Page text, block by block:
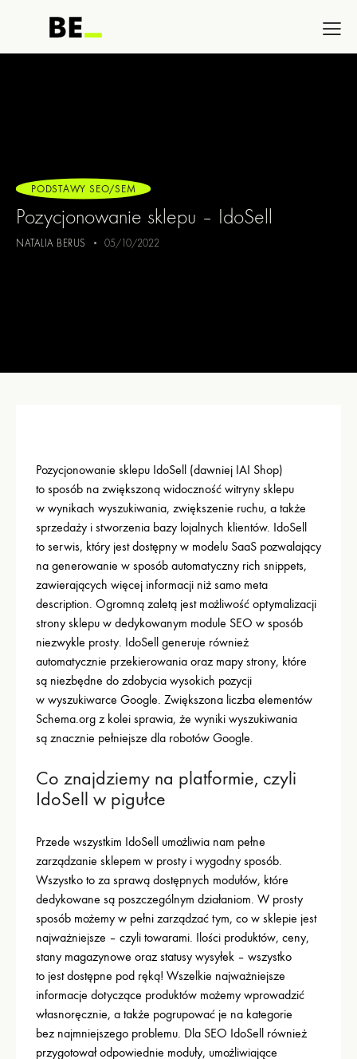
PODSTAWY SEO/SEM
Pozycjonowanie sklepu – IdoSell
NATALIA BERUS 05/10/2022
Pozycjonowanie sklepu IdoSell (dawniej IAI Shop)
to sposób na zwiększoną widoczność witryny sklepu
w wynikach wyszukiwania, zwiększenie ruchu, a także
sprzedaży i stworzenia bazy lojalnych klientów. IdoSell
to serwis, który jest dostępny w modelu SaaS pozwalający
na generowanie w sposób automatyczny rich snippets,
zawierających więcej informacji niż samo meta
description. Ogromną zaletą jest możliwość optymalizacji
strony sklepu w dedykowanym module SEO w sposób
niezwykle prosty. IdoSell generuje również
automatycznie przekierowania oraz mapy strony, które
są niezbędne do zdobycia wysokich pozycji
w wyszukiwarce Google. Zwiększona liczba elementów
Schema.org z kolei sprawia, że wyniki wyszukiwania
są znacznie pełniejsze dla robotów Google.
Co znajdziemy na platformie, czyli
IdoSell w pigułce
Przede wszystkim IdoSell umożliwia nam pełne
zarządzanie sklepem w prosty i wygodny sposób.
Wszystko to za sprawą dostępnych modułów, które
dedykowane są poszczególnym działaniom. W prosty
sposób możemy w pełni zarządzać tym, co w sklepie jest
najważniejsze – czyli towarami. Ilości produktów, ceny,
stany magazynowe oraz statusy wysyłek – wszystko
to jest dostępne pod ręką! Wszelkie najważniejsze
informacje dotyczące produktów możemy wprowadzić
własnoręcznie, a także pogrupować je na kategorie
bez najmniejszego problemu. Dla SEO IdoSell również
przygotował odpowiednie moduły, umożliwiające